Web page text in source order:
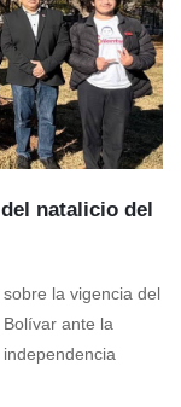
natalicio del
la vigencia del
ante la